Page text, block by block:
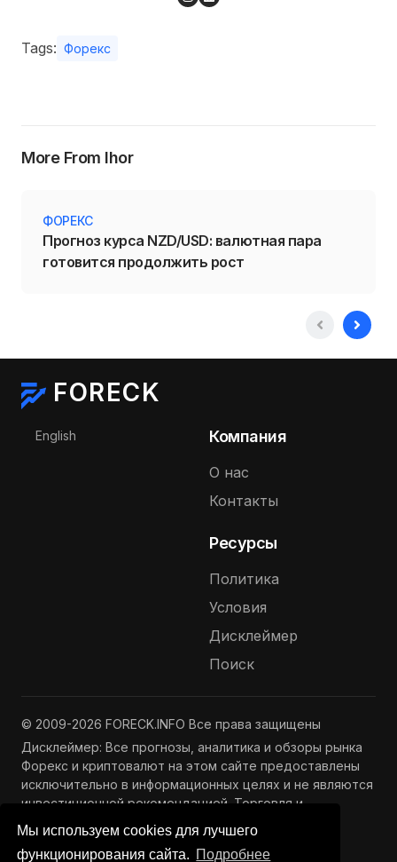
Мы используем cookies для лучшего
функционирования сайта. Подробнее
Tags: Форекс
More From Ihor
ФОРЕКС
Прогноз курса NZD/USD: валютная пара
готовится продолжить рост
FORECK
Выберите язык
English Компания
О нас
Контакты
Ресурсы
Политика
Условия
Дисклеймер
Поиск
© 2009-2026 FORECK.INFO Все права защищены
Дисклеймер: Все прогнозы, аналитика и обзоры рынка
Форекс и криптовалют на этом сайте предоставлены
исключительно в информационных целях и не являются
инвестиционной рекомендацией. Торговля и
инвестиции связаны с риском потери капитала.
Подробнее —Полный дисклеймер